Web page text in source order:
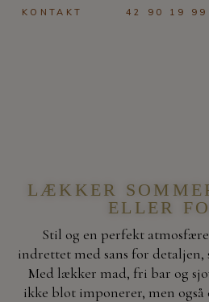
KONTAKT 42 90 19 99
LÆKKER
ELLER
Stil og en perfekt
indrettet med sans for detaljen,
Med lækker mad, fri bar og
ikke blot imponerer, men